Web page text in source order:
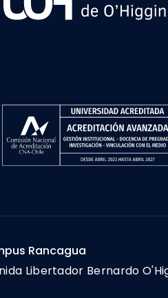
Rancagua
Libertador Bernardo